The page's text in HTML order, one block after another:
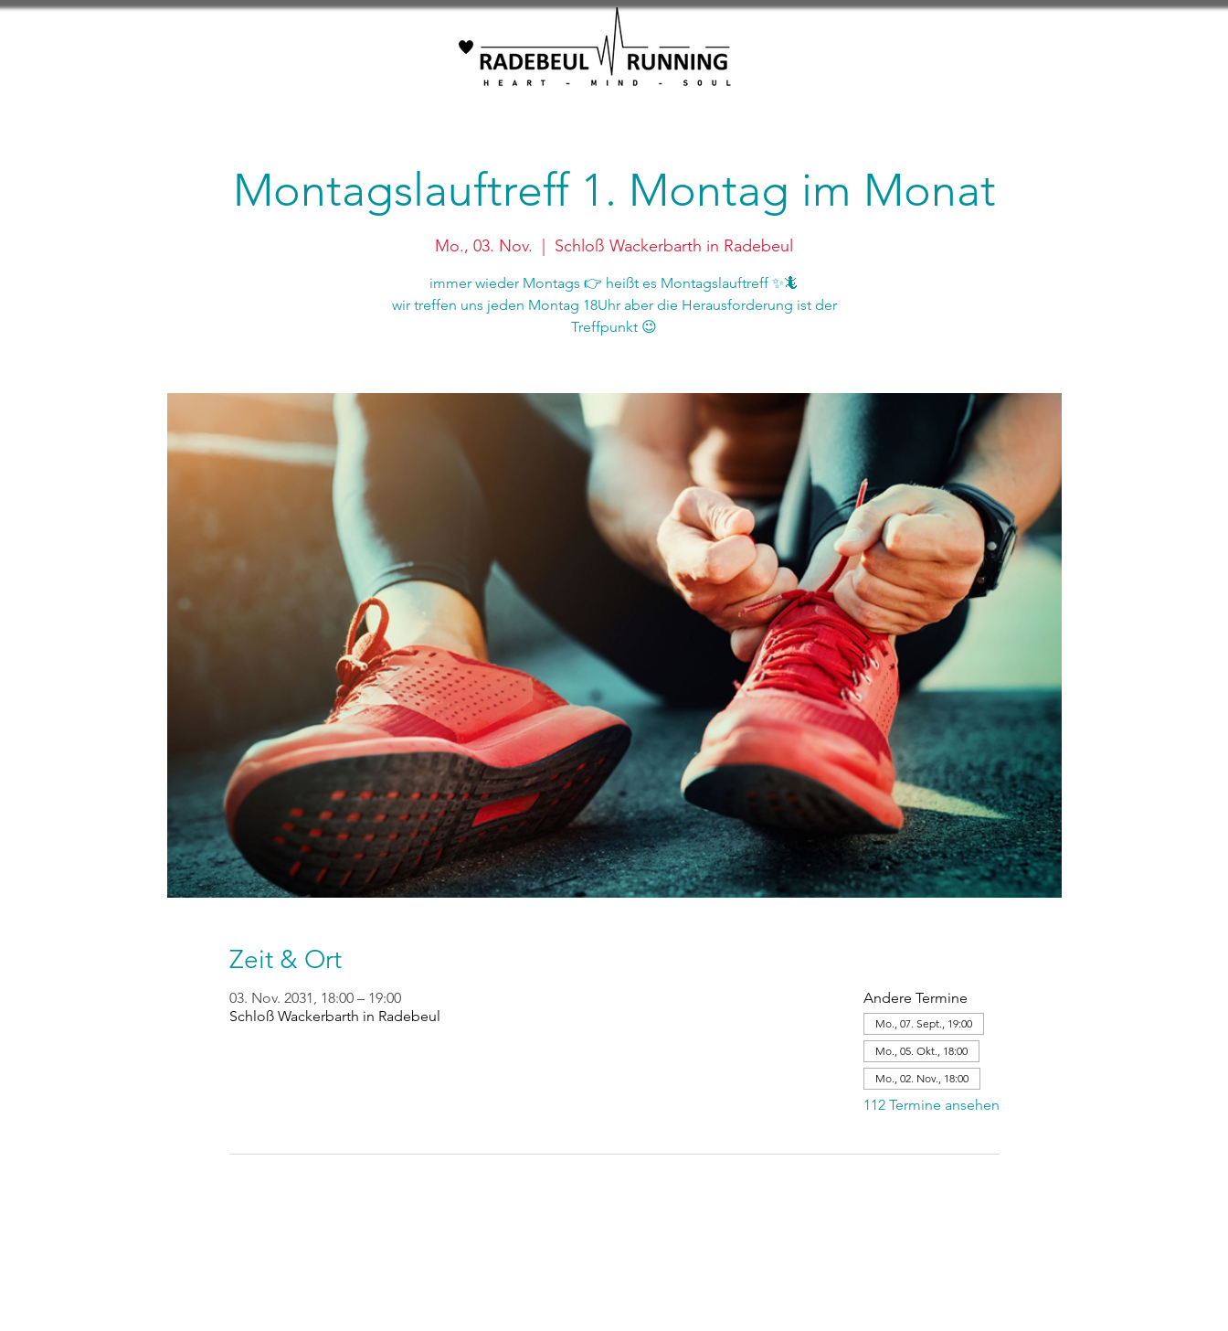
Montagslauftreff 1. Montag im Monat
Mo., 03. Nov. Schloß Wackerbarth in Radebeul
immer wieder Montags 👉 heißt es Montagslauftreff ✨🦎
wir treffen uns jeden Montag 18Uhr aber die Herausforderung ist der
Zeit & Ort
03. Nov. 2031, 18:00 – 19:00
Schloß Wackerbarth in Radebeul
Andere Termine
Mo., 07. Sept., 19:00
Mo., 05. Okt., 18:00
Mo., 02. Nov., 18:00
112 Termine ansehen